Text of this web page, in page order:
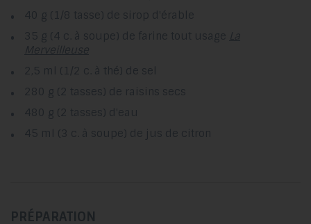
40 g (1/8 tasse) de sirop d'érable
35 g (4 c. à soupe) de farine tout usage La
Merveilleuse
2,5 ml (1/2 c. à thé) de sel
280 g (2 tasses) de raisins secs
480 g (2 tasses) d'eau
45 ml (3 c. à soupe) de jus de citron
PRÉPARATION